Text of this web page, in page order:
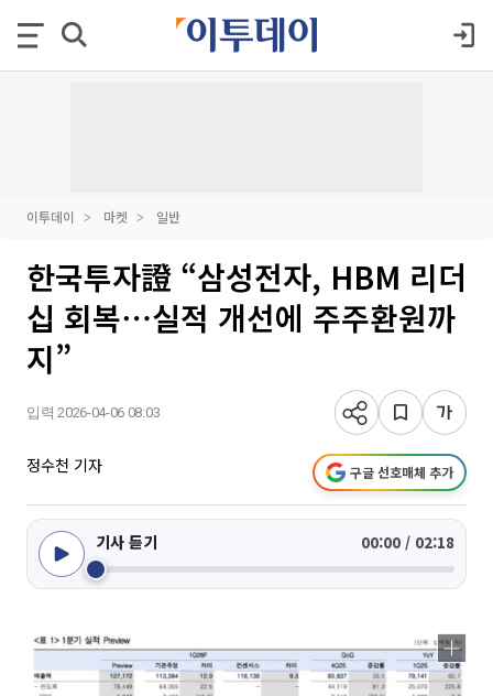
이투데이 마켓 일반
한국투자證 “삼성전자, HBM 리더
십 회복⋯실적 개선에 주주환원까
지”
입력 2026-04-06 08:03
정수천 기자 구글 선호매체 추가
기사 듣기 00:00 / 02:18